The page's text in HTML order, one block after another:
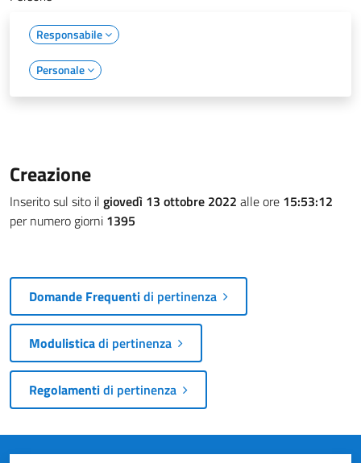
Responsabile
Personale
Creazione
Inserito sul sito il giovedì 13 ottobre 2022 alle ore 15:53:12
per numero giorni 1395
Domande Frequentidi pertinenza
Modulisticadi pertinenza
Regolamentidi pertinenza